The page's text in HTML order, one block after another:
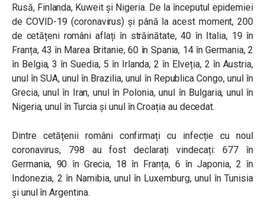
Rusă, Finlanda, Kuweit și Nigeria. De la începutul epidemiei
de COVID-19 (coronavirus) și până la acest moment, 200
de cetățeni români aflați în străinătate, 40 în Italia, 19 în
Franța, 43 în Marea Britanie, 60 în Spania, 14 în Germania, 2
în Belgia, 3 în Suedia, 5 în Irlanda, 2 în Elveția, 2 în Austria,
unul în SUA, unul în Brazilia, unul în Republica Congo, unul în
Grecia, unul în Iran, unul în Polonia, unul în Bulgaria, unul în
Nigeria, unul în Turcia și unul în Croația au decedat.
Dintre cetățenii români confirmați cu infecție cu noul
coronavirus, 798 au fost declarați vindecați: 677 în
Germania, 90 în Grecia, 18 în Franța, 6 în Japonia, 2 în
Indonezia, 2 în Namibia, unul în Luxemburg, unul în Tunisia
și unul în Argentina.